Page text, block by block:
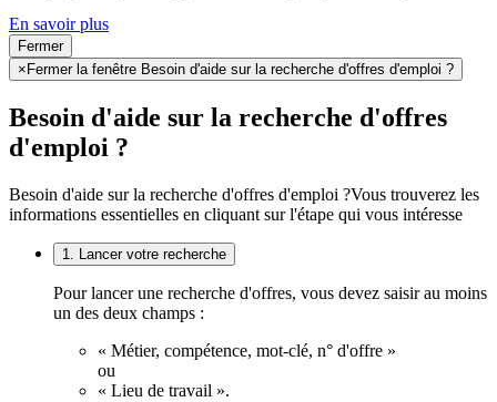
En savoir plus
Fermer
× Fermer la fenêtre Besoin d'aide sur la recherche d'offres d'emploi ?
Besoin d'aide sur la recherche d'offres
d'emploi ?
Besoin d'aide sur la recherche d'offres d'emploi ?Vous trouverez les
informations essentielles en cliquant sur l'étape qui vous intéresse
1. Lancer votre recherche
Pour lancer une recherche d'offres, vous devez saisir au moins
un des deux champs :
« Métier, compétence, mot-clé, n° d'offre »
ou
« Lieu de travail ».